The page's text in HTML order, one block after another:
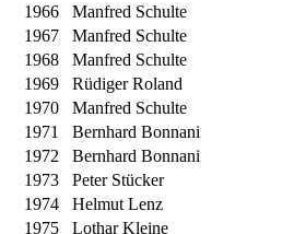
1966
Manfred Schulte
1967
Manfred Schulte
1968
Manfred Schulte
1969
Rüdiger Roland
1970
Manfred Schulte
1971
Bernhard Bonnani
1972
Bernhard Bonnani
1973
Peter Stücker
1974
Helmut Lenz
1975
Lothar Kleine